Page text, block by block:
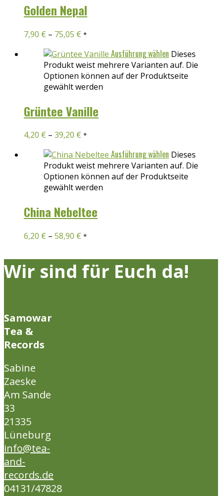
Golden Nepal
7,90 € – 75,05 € *
Ausführung wählen Dieses
Produkt weist mehrere Varianten auf. Die
Optionen können auf der Produktseite
gewählt werden
Grüntee Vanille
4,20 € – 39,20 € *
Ausführung wählen Dieses
Produkt weist mehrere Varianten auf. Die
Optionen können auf der Produktseite
gewählt werden
China Nebeltee
6,20 € – 58,90 € *
Wir sind für Euch da!
Samowar
Tea &
Records
Sabine
Zaeske
Am Sande
33
21335
Lüneburg
info@tea-
and-
records.de
04131/47828